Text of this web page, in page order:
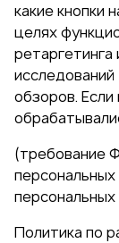
какие кнопки
целях
обзоров.
(требование
Политика по